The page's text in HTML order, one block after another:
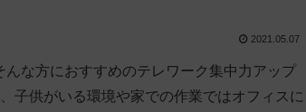
2021.05.07
な方におすすめのテレワーク集中力アップ
子供がいる環境や家での作業ではオフィスに